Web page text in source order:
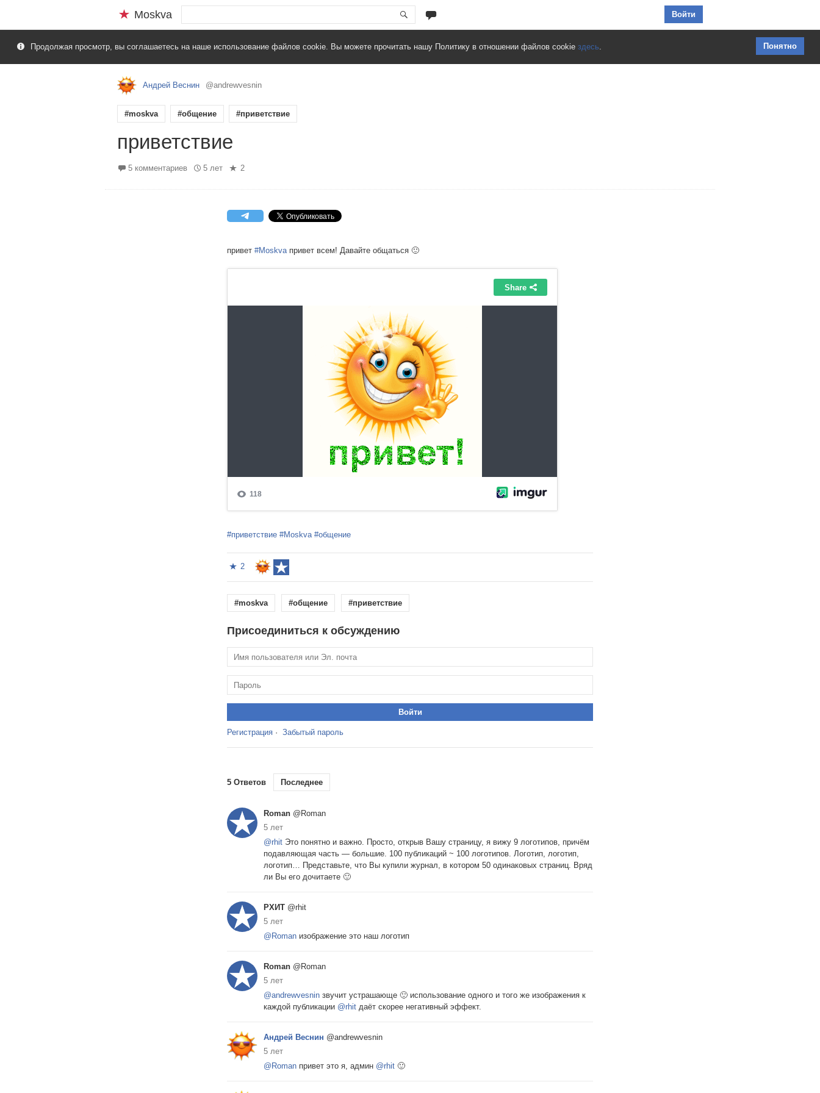
Moskva
Перейти к содержимому
Войти
Понятно
Продолжая просмотр, вы соглашаетесь на наше использование файлов cookie. Вы можете прочитать нашу Политику в отношении файлов cookie здесь.
Андрей Веснин @andrewvesnin
#moskva #общение #приветствие
приветствие
5 комментариев 5 лет 2
привет #Moskvaпривет всем! Давайте общаться 🙂
#приветствие #Moskva #общение
2
#moskva #общение #приветствие
Присоединиться к обсуждению
Регистрация · Забытый пароль
5 Ответов Последнее
Roman @Roman
5 лет
@rhit Это понятно и важно. Просто, открыв Вашу страницу, я вижу 9 логотипов, причём
подавляющая часть — большие. 100 публикаций ~ 100 логотипов. Логотип, логотип,
логотип… Представьте, что Вы купили журнал, в котором 50 одинаковых страниц. Вряд
ли Вы его дочитаете 🙂
РХИТ @rhit
5 лет
@Roman изображение это наш логотип
Roman @Roman
5 лет
@andrewvesnin звучит устрашающе 🙂 использование одного и того же изображения к
каждой публикации @rhit даёт скорее негативный эффект.
Андрей Веснин @andrewvesnin
5 лет
@Roman привет это я, админ @rhit 🙂